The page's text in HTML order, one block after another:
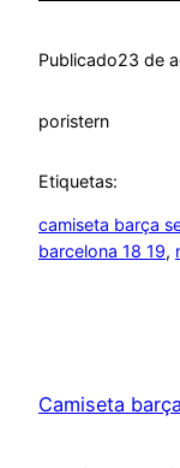
Publicado23 de
poristern
Etiquetas:
camiseta barça
barcelona 18 19,
Camiseta